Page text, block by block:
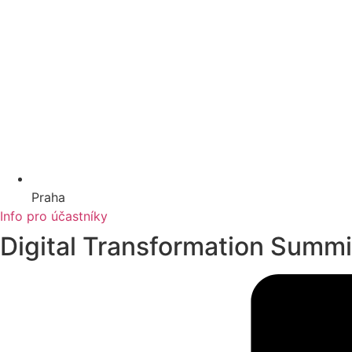
Praha
Info pro účastníky
Digital Transformation